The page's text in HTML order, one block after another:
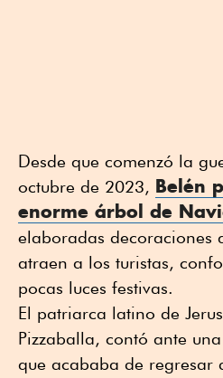
Desde que comenzó la
octubre de 2023, Belén
enorme árbol de
elaboradas decoraciones
atraen a los turistas,
pocas luces festivas.
El patriarca latino de
Pizzaballa, contó ante
que acababa de regresar